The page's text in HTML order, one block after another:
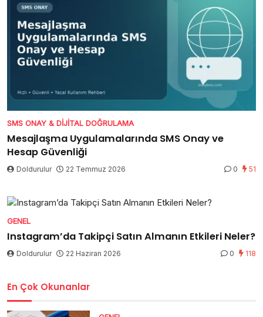
SMS ONAY & DIJITAL DOĞRULAMA
Mesajlaşma Uygulamalarında SMS Onay ve
Hesap Güvenliği
Doldurulur 22 Temmuz 2026 0 51
GENEL
Instagram’da Takipçi Satın Almanın Etkileri Neler?
Doldurulur 22 Haziran 2026 0 118
En Çok Okunanlar